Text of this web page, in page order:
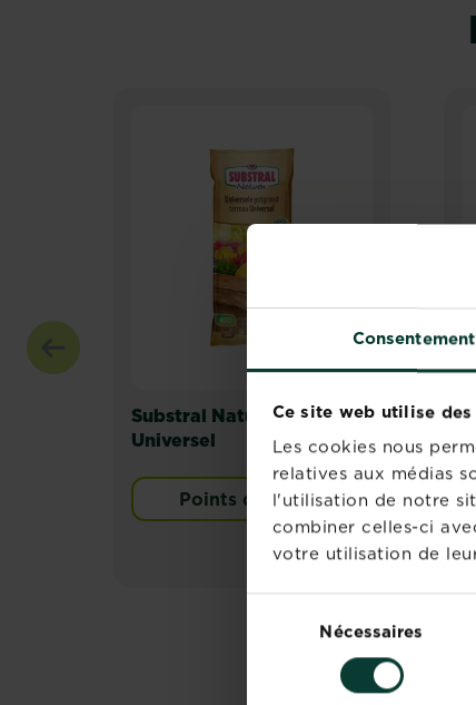
Consentement
Ce site web utilise
Les cookies nous
relatives aux médias
l'utilisation de notre
combiner celles-ci
votre utilisation de
consentement
Nécessaires
Substral Naturen Terreau
Universel
Points de vente